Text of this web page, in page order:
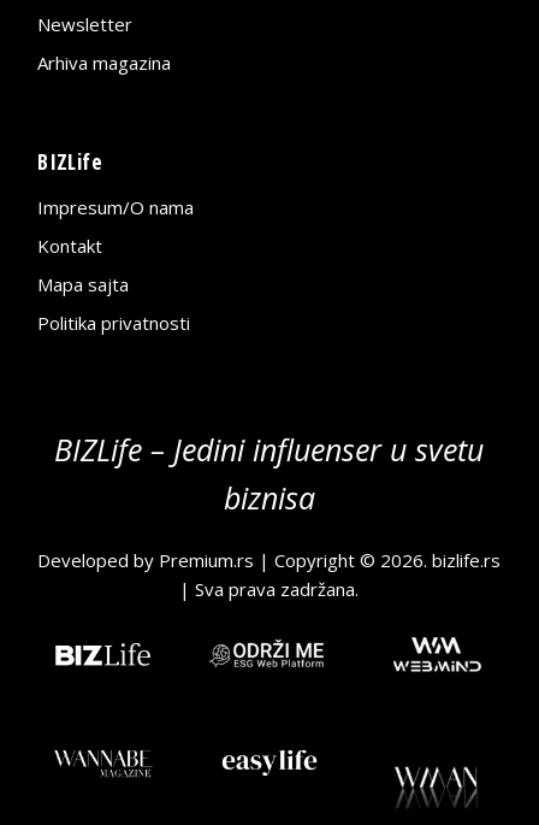
Newsletter
Arhiva magazina
BIZLife
Impresum/O nama
Kontakt
Mapa sajta
Politika privatnosti
BIZLife – Jedini influenser u svetu
biznisa
Developed by Premium.rs | Copyright © 2026.bizlife.rs
| Sva prava zadržana.